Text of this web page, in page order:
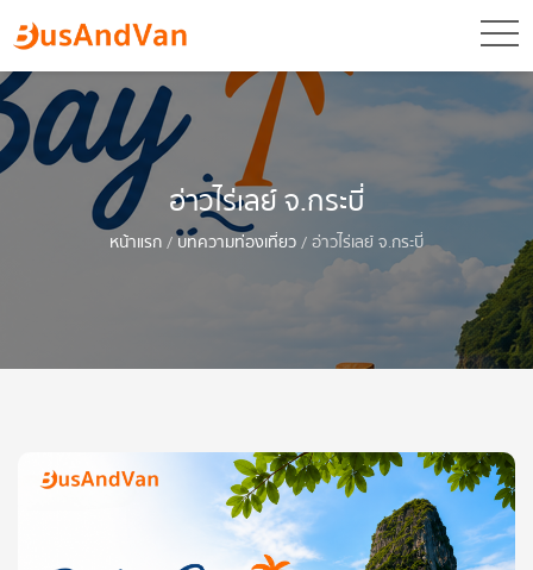
อ่าวไร่เลย์ จ.กระบี่
หน้าแรก/บทความท่องเที่ยว/อ่าวไร่เลย์ จ.กระบี่